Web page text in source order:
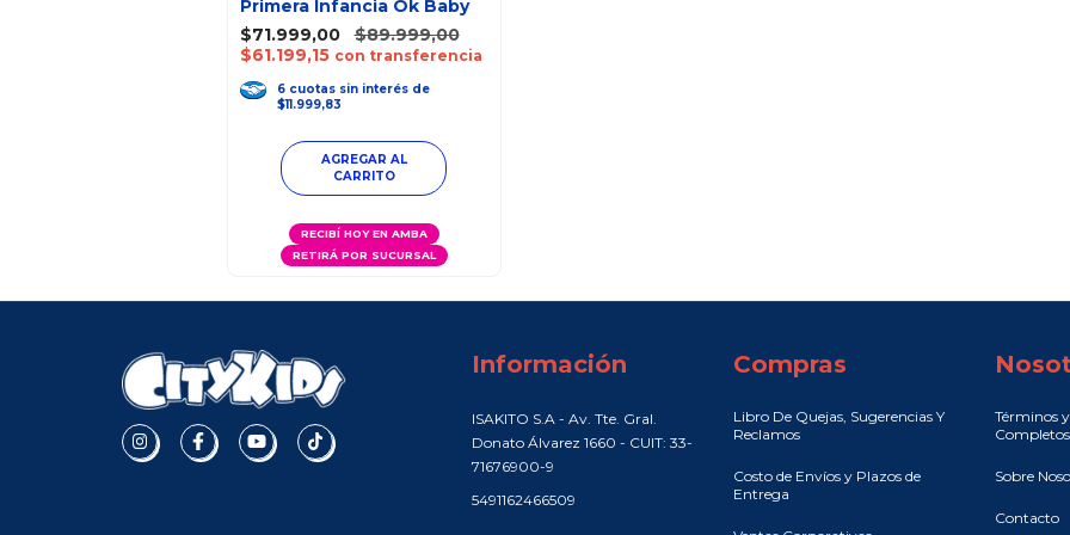
Primera Infancia Ok Baby
$71.999,00
$89.999,00
$61.199,15 con transferencia
6 cuotas sin interés de
$11.999,83
RECIBÍ HOY EN AMBA
RETIRÁ POR SUCURSAL
Información
ISAKITO S.A - Av. Tte. Gral.
Donato Álvarez 1660 - CUIT: 33-
71676900-9
5491162466509
Compras
Libro De Quejas, Sugerencias Y
Reclamos
Costo de Envíos y Plazos de
Entrega
Términos
Sobre
Contacto